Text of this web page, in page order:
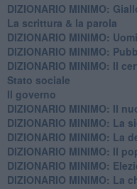
DIZIONARIO MINIMO:
La scrittura & la parola
​DIZIONARIO MINIMO:
DIZIONARIO MINIMO:
DIZIONARIO MINIMO: Il
Stato sociale
Il governo
DIZIONARIO MINIMO: Il
DIZIONARIO MINIMO: La
DIZIONARIO MINIMO: La
DIZIONARIO MINIMO: Il
DIZIONARIO MINIMO:
DIZIONARIO MINIMO: La